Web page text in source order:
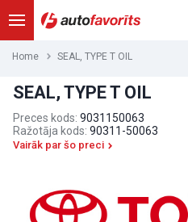
Home SEAL, TYPE T OIL
SEAL, TYPE T OIL
Preces kods: 9031150063
Ražotāja kods: 90311-50063
Vairāk par šo preci